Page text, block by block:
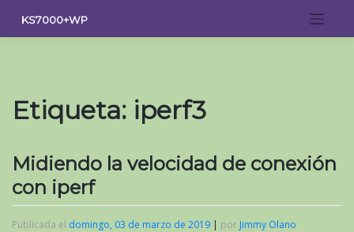
contenido
KS7000+WP
Etiqueta: iperf3
Midiendo la velocidad de conexión
con iperf
Publicada el domingo, 03 de marzo de 2019 | por Jimmy Olano